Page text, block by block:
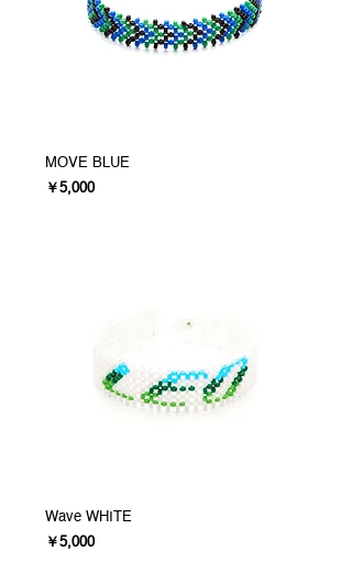
MOVE BLUE
価格
￥5,000
Wave WHITE
価格
￥5,000